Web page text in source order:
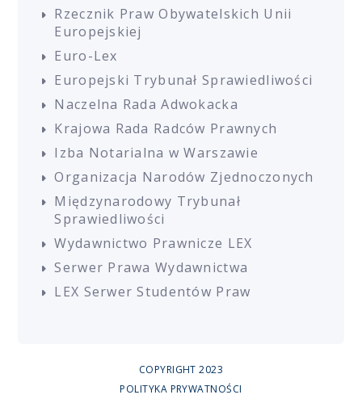
Rzecznik Praw Obywatelskich Unii
Europejskiej
Euro-Lex
Europejski Trybunał Sprawiedliwości
Naczelna Rada Adwokacka
Krajowa Rada Radców Prawnych
Izba Notarialna w Warszawie
Organizacja Narodów Zjednoczonych
Międzynarodowy Trybunał
Sprawiedliwości
Wydawnictwo Prawnicze LEX
Serwer Prawa Wydawnictwa
LEX Serwer Studentów Praw
COPYRIGHT 2023
POLITYKA PRYWATNOŚCI